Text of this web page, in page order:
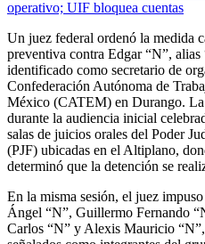
Un juez federal ordenó la medida
preventiva contra Edgar “N”,
identificado como secretario de
Confederación Autónoma de
México (CATEM) en Durango.
durante la audiencia inicial
salas de juicios orales del Poder
(PJF) ubicadas en el Altiplano,
determinó que la detención se
En la misma sesión, el juez
Ángel “N”, Guillermo Fernando
Carlos “N” y Alexis Mauricio